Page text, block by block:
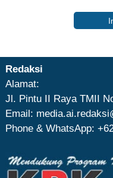
Redaksi
Alamat:
Jl. Pintu II Raya TMII
Email:
Phone & WhatsApp: